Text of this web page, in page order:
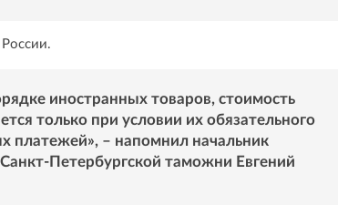
иностранных товаров, стоимость
только при условии их обязательного
платежей», – напомнил начальник
Петербургской таможни Евгений